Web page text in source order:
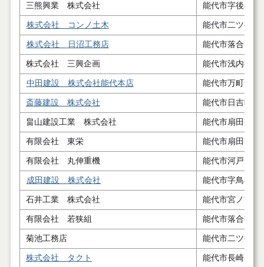
三熊興業 株式会社 能代市字後谷地
株式会社 コンノ土木 能代市二ツ井町
株式会社 日沼工務店 能代市落合字古
株式会社 三興企画 能代市浅内字玉
中田建設 株式会社能代本店 能代市万町４番
斎藤建設 株式会社 能代市日吉町６
畠山建設工業 株式会社 能代市扇田字白
有限会社 東栄 能代市扇田字四
有限会社 丸伸重機 能代市河戸川字
成田建設 株式会社 能代市字鳥小屋
石井工業 株式会社 能代市宮ノ前７
有限会社 若狭組 能代市落合字中
菊池工務店 能代市二ツ井町
株式会社 タクト 能代市長崎１８